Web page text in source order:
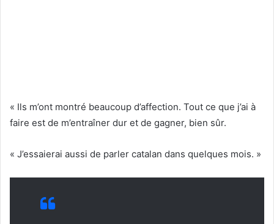
« Ils m’ont montré beaucoup d’affection. Tout ce que j’ai à
faire est de m’entraîner dur et de gagner, bien sûr.
« J’essaierai aussi de parler catalan dans quelques mois. »